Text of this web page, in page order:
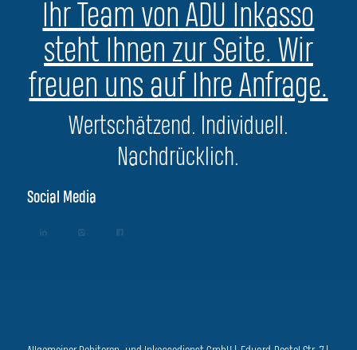
Ihr Team von ADU Inkasso
steht Ihnen zur Seite. Wir
freuen uns auf Ihre Anfrage.
Wertschätzend. Individuell.
Nachdrücklich.
Social Media